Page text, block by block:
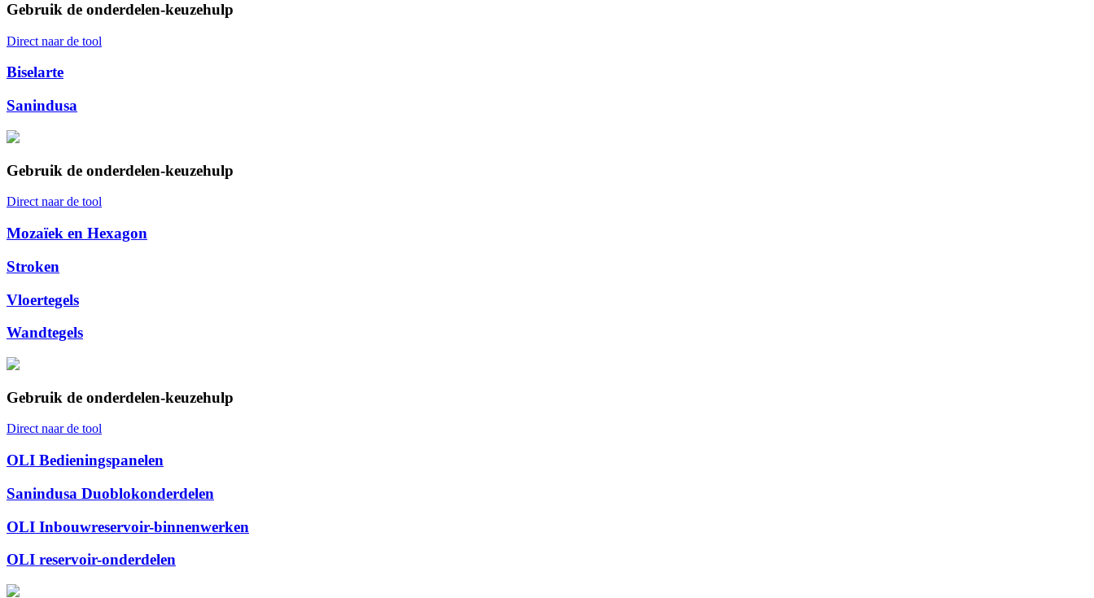
Gebruik de onderdelen-keuzehulp
Direct naar de tool
Biselarte
Sanindusa
Gebruik de onderdelen-keuzehulp
Direct naar de tool
Mozaïek en Hexagon
Stroken
Vloertegels
Wandtegels
Gebruik de onderdelen-keuzehulp
Direct naar de tool
OLI Bedieningspanelen
Sanindusa Duoblokonderdelen
OLI Inbouwreservoir-binnenwerken
OLI reservoir-onderdelen